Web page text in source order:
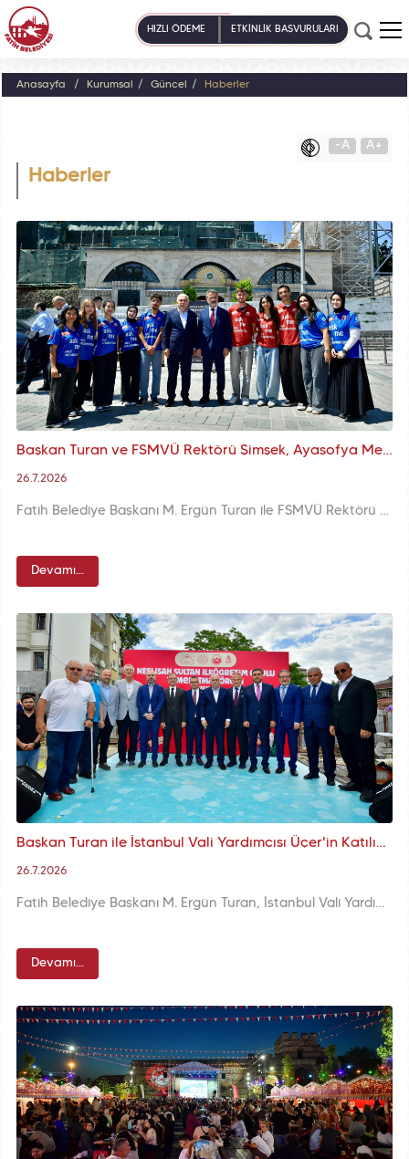
HIZLI ÖDEME ETKİNLİK BAŞVURULARI
Anasayfa Kurumsal Güncel Haberler
-A A+
Haberler
Başkan Turan ve FSMVÜ Rektörü Şimşek, Ayasofya Meydanı'nda Yerli ve Yabancı Turistler ile Gönüllü Turizm Elçilerimizle Buluştu
26.7.2026
Fatih Belediye Başkanı M. Ergün Turan ile FSMVÜ Rektörü Prof. Dr. Nevzat Şimşek, Ayasofya-i Kebir Cami-i Şerifi çevresinde ziyaretçilerle buluştu. Başkan Turan, Gönüllü Turizm Elçileri’nin Fatih’in tarihî mirasını tanıtmadaki önemine dikkat çekerek misafirlere keyifli bir ziyaret diledi.
Devamı...
Başkan Turan ile İstanbul Vali Yardımcısı Üçer'in Katılımıyla Neslişah Sultan İlkokulu'nun Temeli Atıldı
26.7.2026
Fatih Belediye Başkanı M. Ergün Turan, İstanbul Vali Yardımcısı Dr. Süheyl Üçer, Fatih Kaymakamı Cafer Sarılı ve İstanbul Millî Eğitim Müdürü Murat Mücahit Yentür’ün katılımıyla temeli atılan Neslişah Sultan İlkokulu, Karagümrük Mahallesi’nin eğitim altyapısını güçlendirecek önemli bir yatırım olacak.
Devamı...